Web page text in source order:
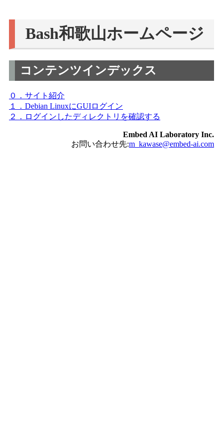
Bash和歌山ホームページ
コンテンツインデックス
０．サイト紹介
１．Debian LinuxにGUIログイン
２．ログインしたディレクトリを確認する
Embed AI Laboratory Inc.
お問い合わせ先:m_kawase@embed-ai.com